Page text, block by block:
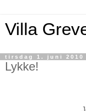
Villa
tirsdag 1. juni 2010
Lykke!